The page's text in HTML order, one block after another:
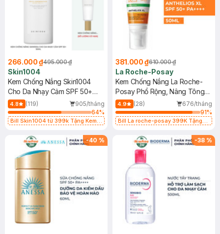
266.000 ₫495.000 ₫
Skin1004
Kem Chống Nắng Skin1004
Cho Da Nhạy Cảm SPF 50+
50ml
4.8 (119)
905/tháng
64%
Bill Skin1004 từ 399k Tặng Kem
SPF 50+ 20ml (SL Có Hạn)
381.000 ₫610.000 ₫
La Roche-Posay
Kem Chống Nắng La Roche-
Posay Phổ Rộng, Nâng Tông
Kiềm Dầu 50ml
4.9 (28)
676/tháng
91%
Bill La roche-posay 399K Tặng
(SL có hạn)
-40 % -38 %